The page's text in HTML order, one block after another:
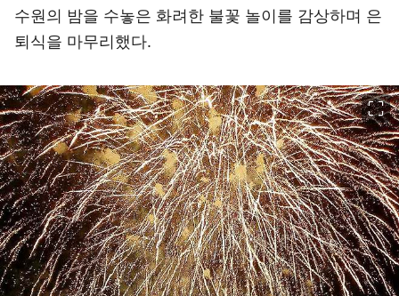
수원의 밤을 수놓은 화려한 불꽃 놀이를 감상하며 은
퇴식을 마무리했다.